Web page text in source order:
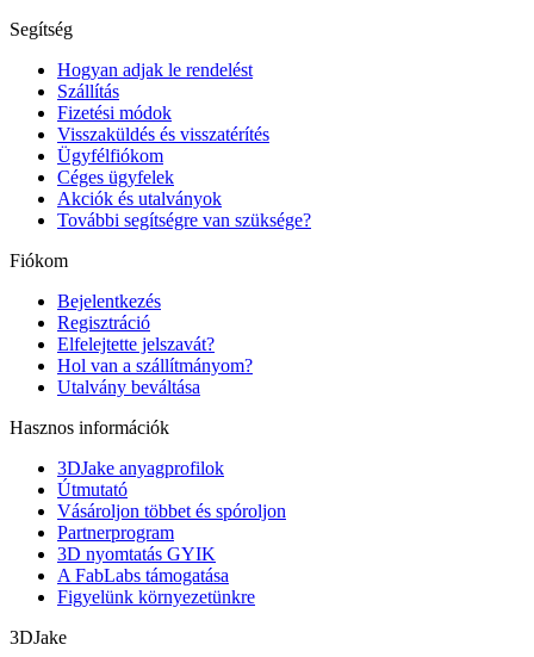
Segítség
Hogyan adjak le rendelést
Szállítás
Fizetési módok
Visszaküldés és visszatérítés
Ügyfélfiókom
Céges ügyfelek
Akciók és utalványok
További segítségre van szüksége?
Fiókom
Bejelentkezés
Regisztráció
Elfelejtette jelszavát?
Hol van a szállítmányom?
Utalvány beváltása
Hasznos információk
3DJake anyagprofilok
Útmutató
Vásároljon többet és spóroljon
Partnerprogram
3D nyomtatás GYIK
A FabLabs támogatása
Figyelünk környezetünkre
3DJake